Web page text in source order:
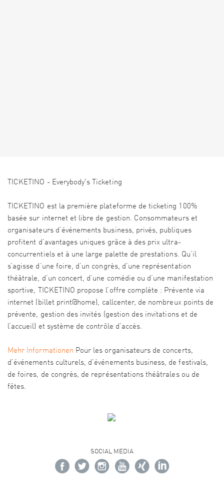
TICKETINO - Everybody's Ticketing
TICKETINO est la première plateforme de ticketing 100%
basée sur internet et libre de gestion. Consommateurs et
organisateurs d’événements business, privés, publiques
profitent d’avantages uniques grâce à des prix ultra-
concurrentiels et à une large palette de prestations. Qu’il
s’agisse d’une foire, d’un congrès, d’une représentation
théâtrale, d’un concert, d’une comédie ou d’une manifestation
sportive, TICKETINO propose l’offre complète : Prévente via
internet (billet print@home), callcenter, de nombreux points de
prévente, gestion des invités (gestion des invitations et de
l’accueil) et système de contrôle d’accès.
Mehr Informationen Pour les organisateurs de concerts,
d’événements culturels, d’événements business, de festivals,
de foires, de congrès, de représentations théâtrales ou de
fêtes.
SOCIAL MEDIA